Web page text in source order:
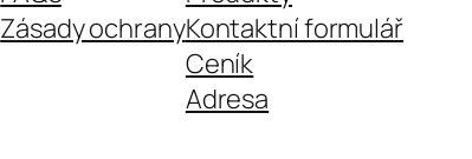
Zásady ochranyKontaktní formulář
Ceník
Adresa